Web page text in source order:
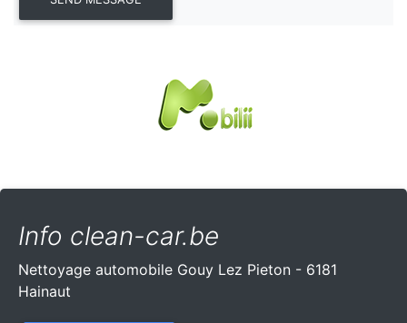
Info clean-car.be
Nettoyage automobile Gouy Lez Pieton - 6181
Hainaut